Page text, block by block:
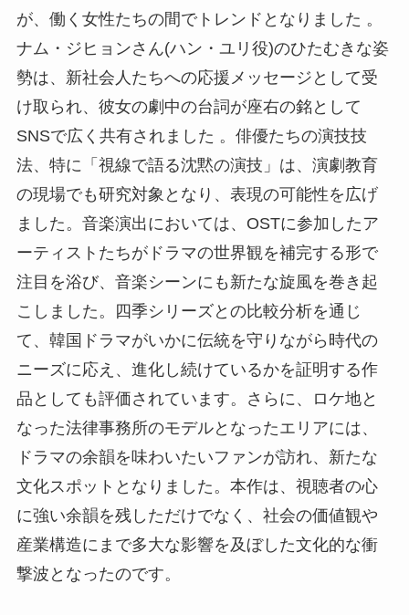
が、働く女性たちの間でトレンドとなりました 。
ナム・ジヒョンさん(ハン・ユリ役)のひたむきな姿
勢は、新社会人たちへの応援メッセージとして受
け取られ、彼女の劇中の台詞が座右の銘として
SNSで広く共有されました 。俳優たちの演技技
法、特に「視線で語る沈黙の演技」は、演劇教育
の現場でも研究対象となり、表現の可能性を広げ
ました。音楽演出においては、OSTに参加したア
ーティストたちがドラマの世界観を補完する形で
注目を浴び、音楽シーンにも新たな旋風を巻き起
こしました。四季シリーズとの比較分析を通じ
て、韓国ドラマがいかに伝統を守りながら時代の
ニーズに応え、進化し続けているかを証明する作
品としても評価されています。さらに、ロケ地と
なった法律事務所のモデルとなったエリアには、
ドラマの余韻を味わいたいファンが訪れ、新たな
文化スポットとなりました。本作は、視聴者の心
に強い余韻を残しただけでなく、社会の価値観や
産業構造にまで多大な影響を及ぼした文化的な衝
撃波となったのです。